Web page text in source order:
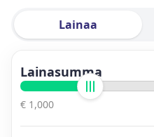
Lainaa
Lainasumma
€ 1,000